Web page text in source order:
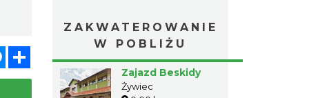
Messenger
ZAKWATEROWANIE
W POBLIŻU
Zajazd Beskidy
Żywiec